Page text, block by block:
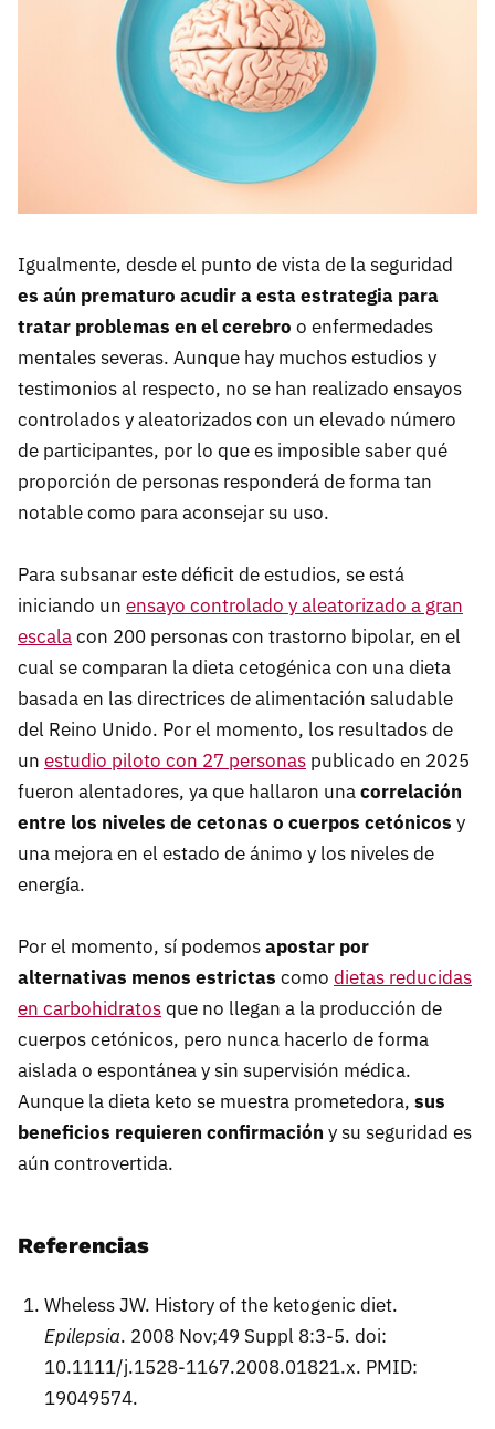
Igualmente, desde el punto de vista de la seguridad
es aún prematuro acudir a esta estrategia para
tratar problemas en el cerebro o enfermedades
mentales severas. Aunque hay muchos estudios y
testimonios al respecto, no se han realizado ensayos
controlados y aleatorizados con un elevado número
de participantes, por lo que es imposible saber qué
proporción de personas responderá de forma tan
notable como para aconsejar su uso.
Para subsanar este déficit de estudios, se está
iniciando un ensayo controlado y aleatorizado a gran
escalacon 200 personas con trastorno bipolar, en el
cual se comparan la dieta cetogénica con una dieta
basada en las directrices de alimentación saludable
del Reino Unido. Por el momento, los resultados de
un estudio piloto con 27 personas publicado en 2025
fueron alentadores, ya que hallaron unacorrelación
entre los niveles de cetonas o cuerpos cetónicos y
una mejora en el estado de ánimo y los niveles de
energía.
Por el momento, sí podemosapostar por
alternativas menos estrictas como dietas reducidas
en carbohidratosque no llegan a la producción de
cuerpos cetónicos, pero nunca hacerlo de forma
aislada o espontánea y sin supervisión médica.
Aunque la dieta keto se muestra prometedora, sus
beneficios requieren confirmación y su seguridad es
aún controvertida.
Referencias
Wheless JW. History of the ketogenic diet.
Epilepsia. 2008 Nov;49 Suppl 8:3-5. doi:
10.1111/j.1528-1167.2008.01821.x. PMID:
19049574.